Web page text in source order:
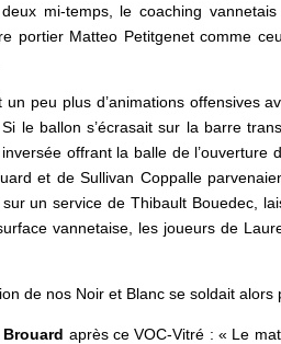
mi-temps, le coaching
portier Matteo Petitgenet comme
peu plus d’animations offensives
le ballon s’écrasait sur la barre
offrant la balle de l’ouverture
et de Sullivan Coppalle
un service de Thibault Bouedec,
vannetaise, les joueurs de
de nos Noir et Blanc se soldait
après ce VOC-Vitré : « Le